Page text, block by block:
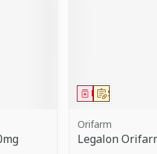
Sur
Médicament
Orifarm
Legalon